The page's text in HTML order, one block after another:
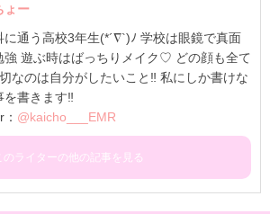
ょー
に通う高校3年生(*´∇`)ﾉ 学校は眼鏡で真面
強 遊ぶ時はばっちりメイク♡ どの顔も全て
なのは自分がしたいこと‼ 私にしか書けな
を書きます‼
@kaicho___EMR
のライターの他の記事を見る